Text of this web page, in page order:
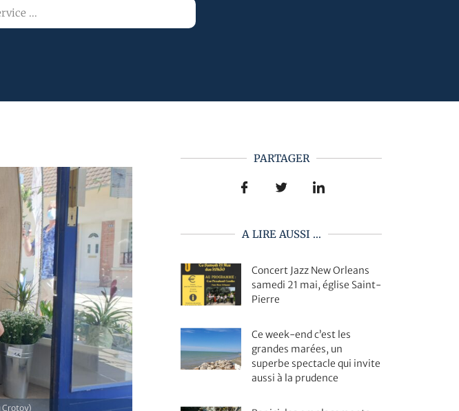
Crotoy)
PARTAGER
A LIRE AUSSI ...
Concert Jazz New Orleans
samedi 21 mai, église Saint-
Pierre
Ce week-end c’est les
grandes marées, un
superbe spectacle qui invite
aussi à la prudence